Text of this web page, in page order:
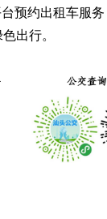
预约出租车服
出行。